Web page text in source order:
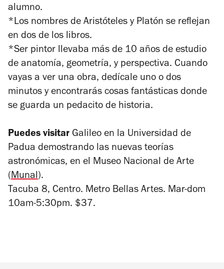
alumno.
*Los nombres de Aristóteles y Platón se reflejan
en dos de los libros.
*Ser pintor llevaba más de 10 años de estudio
de anatomía, geometría, y perspectiva. Cuando
vayas a ver una obra, dedícale uno o dos
minutos y encontrarás cosas fantásticas donde
se guarda un pedacito de historia.
Puedes visitar Galileo en la Universidad de
Padua demostrando las nuevas teorías
astronómicas, en el Museo Nacional de Arte
(Munal).
Tacuba 8, Centro. Metro Bellas Artes. Mar-dom
10am-5:30pm. $37.